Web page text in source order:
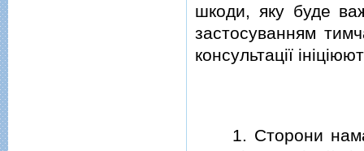
шкоди, яку буде
застосуванням
консультацiї
1. Сторони